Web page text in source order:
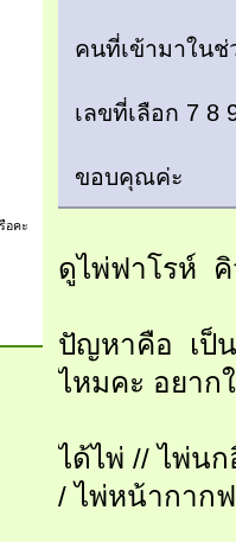
อคะ
คนที่เข้ามาใน
เลขที่เลือก 7 8
ขอบคุณค่ะ
ดูไพ่ฟาโรห์ คิ
ปัญหาคือ เป็น
ไหมคะ อยาก
ได้ไพ่ // ไพ่น
/ ไพ่หน้ากาก